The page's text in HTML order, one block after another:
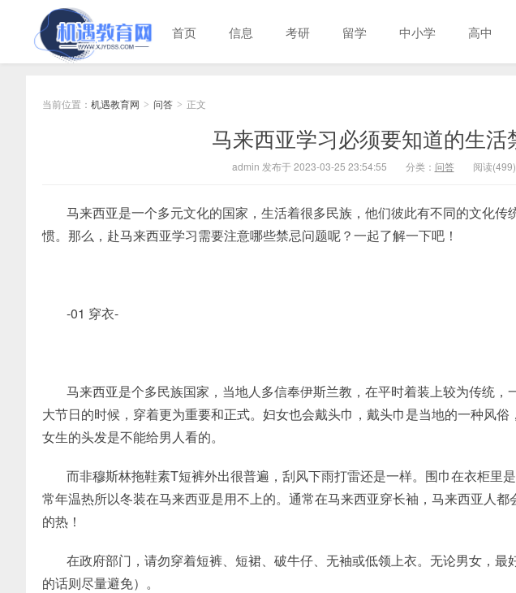
首页 信息 考研 留学 中小学 高中
当前位置： 机遇教育网 > 问答 > 正文
马来西亚学习必须要知道的生活
admin 发布于 2023-03-25 23:54:55 分类： 问答 阅读(499)
马来西亚是一个多元文化的国家，生活着很多民族，他们彼此有不同的文化传
惯。那么，赴马来西亚学习需要注意哪些禁忌问题呢？一起了解一下吧！
-01 穿衣-
马来西亚是个多民族国家，当地人多信奉伊斯兰教，在平时着装上较为传统
大节日的时候，穿着更为重要和正式。妇女也会戴头巾，戴头巾是当地的一种风俗
女生的头发是不能给男人看的。
而非穆斯林拖鞋素T短裤外出很普遍，刮风下雨打雷还是一样。围巾在衣柜里
常年温热所以冬装在马来西亚是用不上的。通常在马来西亚穿长袖，马来西亚人
的热！
在政府部门，请勿穿着短裤、短裙、破牛仔、无袖或低领上衣。无论男女，最
的话则尽量避免）。